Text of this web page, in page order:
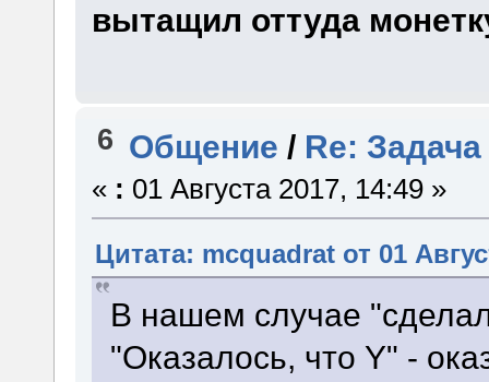
вытащил оттуда
6 Общение / Re:
« : 01 Августа 2017, 14:49 »
Цитата: mcquadrat от 01
В нашем случае
"Оказалось, что Y" -